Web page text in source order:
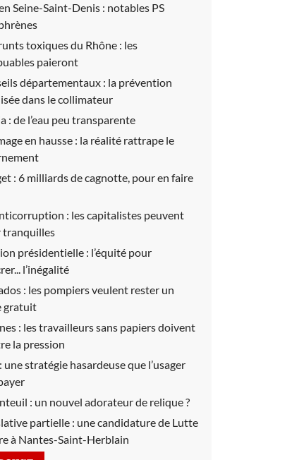
Seine-Saint-Denis : notables PS
toxiques du Rhône : les
paieront
départementaux : la prévention
dans le collimateur
: de l’eau peu transparente
en hausse : la réalité rattrape le
: 6 milliards de cagnotte, pour en faire
: les capitalistes peuvent
tranquilles
présidentielle : l’équité pour
l’inégalité
: les pompiers veulent rester un
gratuit
: les travailleurs sans papiers doivent
la pression
une stratégie hasardeuse que l’usager
: un nouvel adorateur de relique ?
partielle : une candidature de Lutte
à Nantes-Saint-Herblain